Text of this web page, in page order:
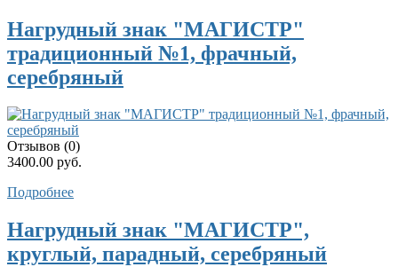
Нагрудный знак "МАГИСТР"
традиционный №1, фрачный,
серебряный
Отзывов (0)
3400.00 руб.
Подробнее
Нагрудный знак "МАГИСТР",
круглый, парадный, серебряный